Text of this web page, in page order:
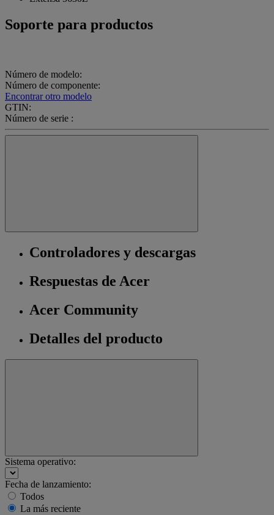
Soporte para productos
Número de modelo:
Número de componente:
Encontrar otro modelo
GTIN:
Número de serie :
Controladores y descargas
Respuestas de Acer
Acer Community
Detalles del producto
Sistema operativo:
Fecha de lanzamiento:
Todos
La más reciente